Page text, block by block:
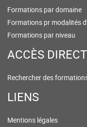
Formations par domaine
Formations pr modalités
Formations par niveau
ACCÈS
Rechercher des
LIENS
Mentions légales